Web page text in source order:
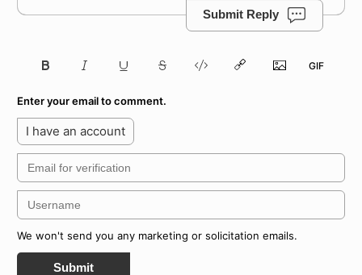
Submit Reply
Enter your email to comment.
I have an account
We won't send you any marketing or solicitation emails.
Submit